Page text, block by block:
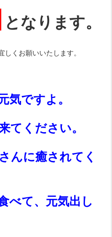
となります。
くお願いいたします。
気ですよ。
てください。
んに癒されてく
べて、元気出し